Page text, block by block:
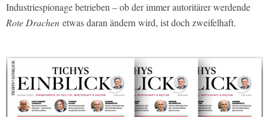
Industriespionage betrieben – ob der immer autoritärer werdende
Rote Drachen etwas daran ändern wird, ist doch zweifelhaft.